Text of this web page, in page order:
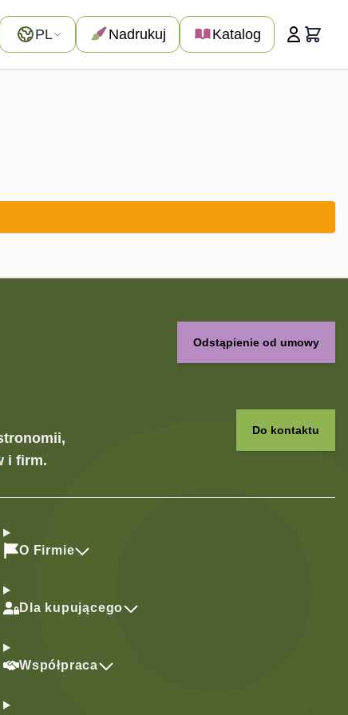
Język
PL Nadrukuj Katalog Koszyk
Odstąpienie od umowy
i firm.
Do kontaktu
O Firmie
Dla kupującego
Współpraca